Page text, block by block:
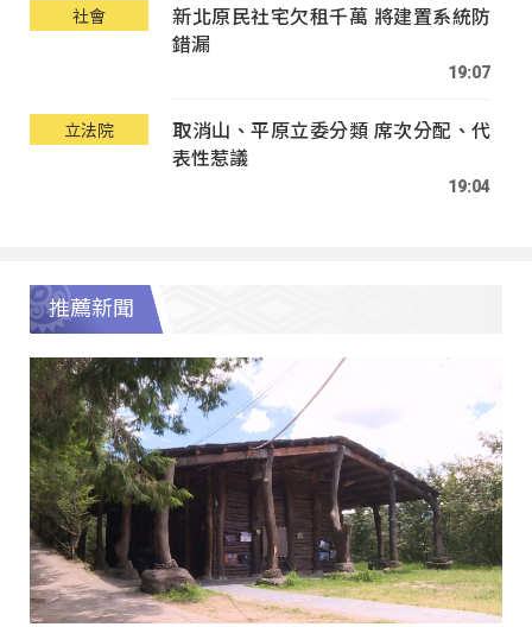
社會
新北原民社宅欠租千萬 將建置系統防
錯漏
19:07
立法院
取消山、平原立委分類 席次分配、代
表性惹議
19:04
推薦新聞